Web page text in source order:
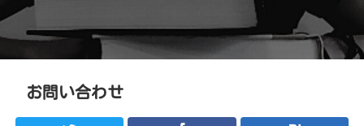
お問い合わせ